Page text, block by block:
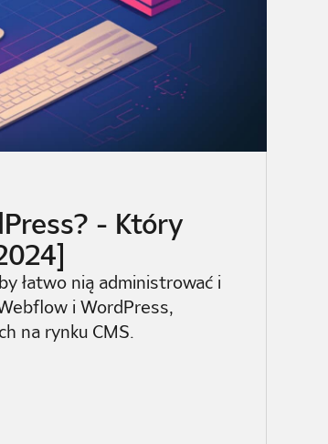
- Który
łatwo nią administrować i
i WordPress,
na rynku CMS.